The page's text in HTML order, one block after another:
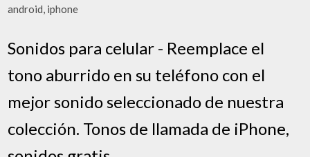
android, iphone
Sonidos para celular - Reemplace el
tono aburrido en su teléfono con el
mejor sonido seleccionado de nuestra
colección. Tonos de llamada de iPhone,